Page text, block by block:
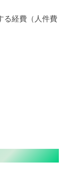
る経費（人件費